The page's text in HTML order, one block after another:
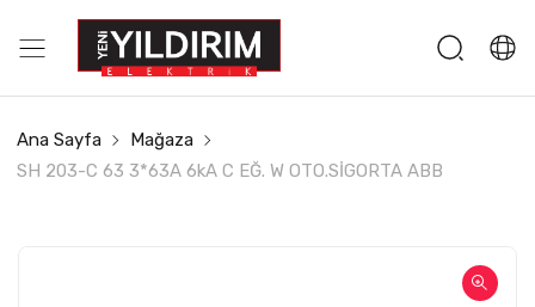
Ana Sayfa
Mağaza
SH 203-C 63 3*63A 6kA C EĞ. W OTO.SİGORTA ABB